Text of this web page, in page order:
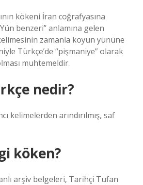
kökeni İran coğrafyasına
benzeri” anlamına gelen
Türkçe’de “pişmaniye” olarak
muhtemeldir.
nedir?
kelimelerden arındırılmış, saf
köken?
arşiv belgeleri, Tarihçi Tufan